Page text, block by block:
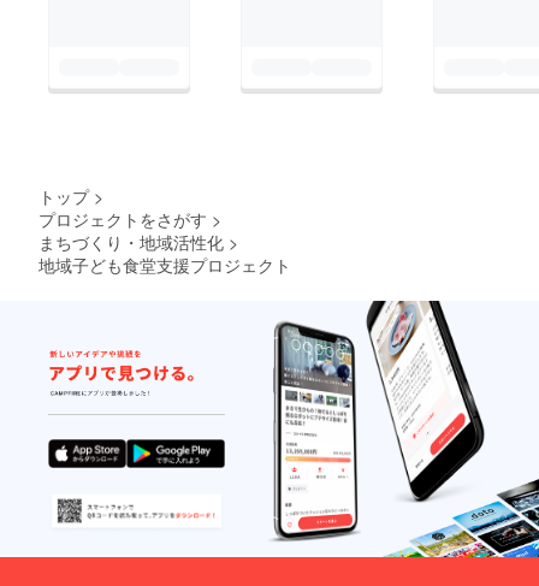
トップ >
プロジェクトをさがす >
まちづくり・地域活性化 >
地域子ども食堂支援プロジェクト